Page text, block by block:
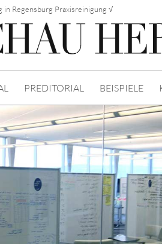
in Regensburg Praxisreinigung √
PREDITORIAL BEISPIELE